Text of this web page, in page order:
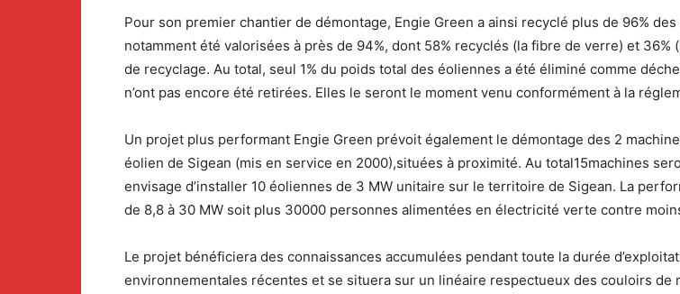
Pour son premier chantier de démontage, Engie Green a ainsi recyclé plus de 96%
notamment été valorisées à près de 94%, dont 58% recyclés (la fibre de verre) et
de recyclage. Au total, seul 1% du poids total des éoliennes a été éliminé comme
n’ont pas encore été retirées. Elles le seront le moment venu conformément à la
Un projet plus performant Engie Green prévoit également le démontage des 2
éolien de Sigean (mis en service en 2000),situées à proximité. Au total15machines
envisage d’installer 10 éoliennes de 3 MW unitaire sur le territoire de Sigean. La
de 8,8 à 30 MW soit plus 30000 personnes alimentées en électricité verte contre
Le projet bénéficiera des connaissances accumulées pendant toute la durée
environnementales récentes et se situera sur un linéaire respectueux des couloirs de